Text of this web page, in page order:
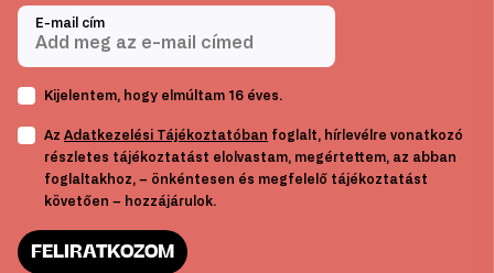
E-mail cím
Kijelentem, hogy elmúltam 16 éves.
Az Adatkezelési Tájékoztatóban foglalt, hírlevélre vonatkozó
részletes tájékoztatást elolvastam, megértettem, az abban
foglaltakhoz, – önkéntesen és megfelelő tájékoztatást
követően – hozzájárulok.
FELIRATKOZOM